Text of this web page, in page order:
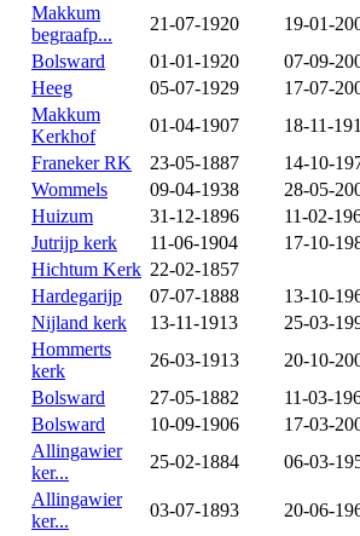
Makkum
begraafp...
21-07-1920
19-01-
Bolsward 01-01-1920
07-09-
Heeg 05-07-1929
17-07-
Makkum
Kerkhof
01-04-1907
18-11-
Franeker RK 23-05-1887
14-10-
Wommels 09-04-1938
28-05-
Huizum 31-12-1896
11-02-
Jutrijp kerk 11-06-1904
17-10-
Hichtum Kerk 22-02-1857
Hardegarijp 07-07-1888
13-10-
Nijland kerk 13-11-1913
25-03-
Hommerts
kerk
26-03-1913
20-10-
Bolsward 27-05-1882
11-03-
Bolsward 10-09-1906
17-03-
Allingawier
ker...
25-02-1884 06-03-
Allingawier
ker...
03-07-1893 20-06-